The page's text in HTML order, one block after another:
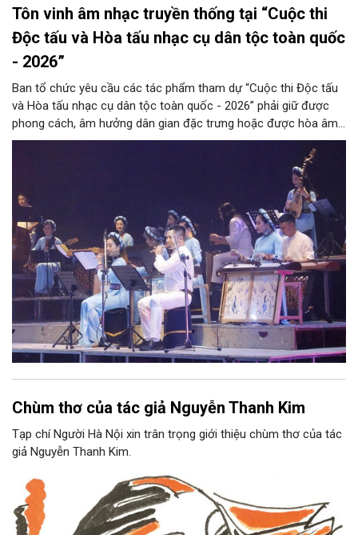
Tôn vinh âm nhạc truyền thống tại “Cuộc thi
Độc tấu và Hòa tấu nhạc cụ dân tộc toàn quốc
- 2026”
Ban tổ chức yêu cầu các tác phẩm tham dự “Cuộc thi Độc tấu
và Hòa tấu nhạc cụ dân tộc toàn quốc - 2026” phải giữ được
phong cách, âm hưởng dân gian đặc trưng hoặc được hòa âm,
phối khí mới trên nền tảng làn điệu âm nhạc truyền thống Việt
Nam, đồng thời phải được trình diễn trực tiếp bằng nhạc cụ dân
Chùm thơ của tác giả Nguyễn Thanh Kim
Tạp chí Người Hà Nội xin trân trọng giới thiệu chùm thơ của tác
giả Nguyễn Thanh Kim.